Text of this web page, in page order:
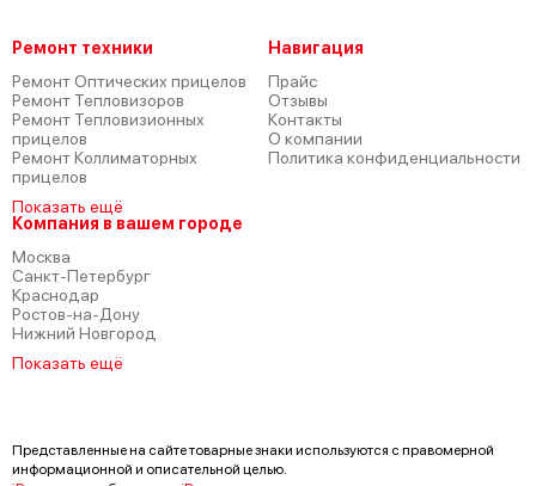
Ремонт техники
Ремонт Оптических прицелов
Ремонт Тепловизоров
Ремонт Тепловизионных
прицелов
Ремонт Коллиматорных
прицелов
Показать ещё
Компания в вашем городе
Москва
Санкт-Петербург
Краснодар
Ростов-на-Дону
Нижний Новгород
Показать ещё
Навигация
Прайс
Отзывы
Контакты
О компании
Политика конфиденциальности
Представленные на сайте товарные знаки используются с правомерной
информационной и описательной целью.